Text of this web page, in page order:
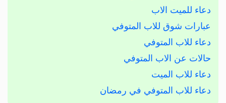
دعاء للميت الاب
عبارات شوق للاب المتوفي
دعاء للاب المتوفي
حالات عن الاب المتوفي
دعاء للاب الميت
دعاء للاب المتوفي في رمضان